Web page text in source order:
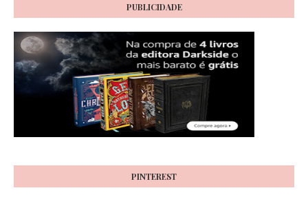
PUBLICIDADE
PINTEREST